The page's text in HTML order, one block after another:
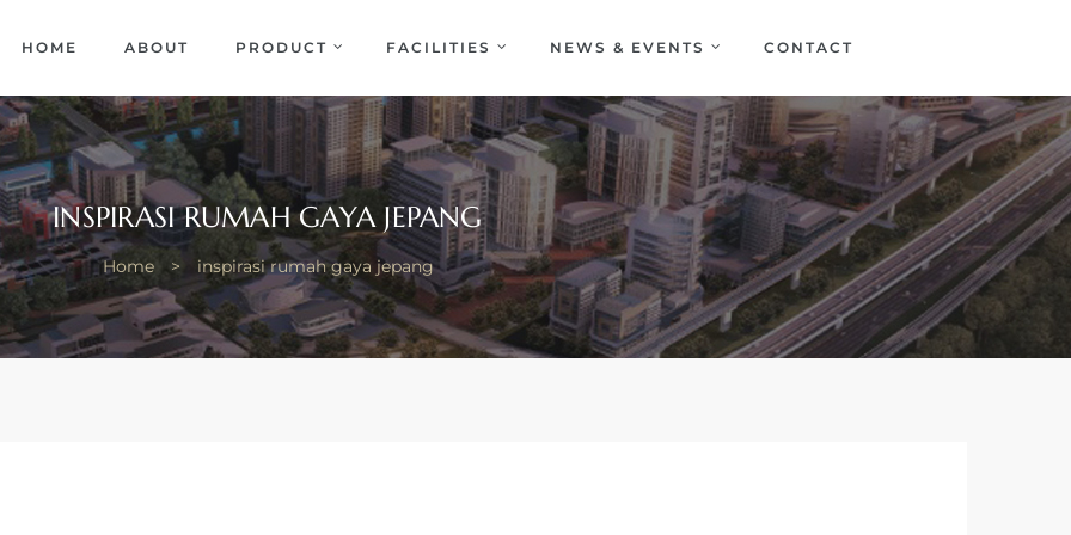
HOME ABOUT PRODUCT FACILITIES NEWS & EVENTS CONTACT
INSPIRASI RUMAH GAYA JEPANG
Home > inspirasi rumah gaya jepang